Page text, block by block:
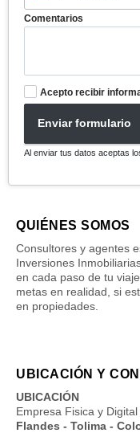
Comentarios
Acepto recibir
Enviar formulario
Al enviar tus datos aceptas
QUIÉNES SOMOS
Consultores y agentes
Inversiones
en cada paso de tu
metas en realidad, si
en propiedades.
UBICACIÓN Y
UBICACIÓN
Empresa Fisica y
Flandes - Tolima -